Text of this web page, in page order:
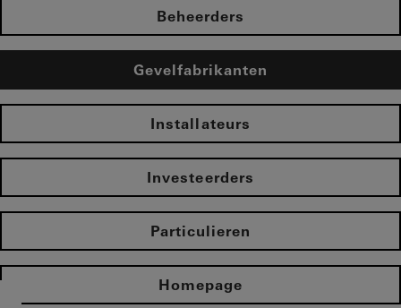
Beheerders
Gevelfabrikanten
Installateurs
Investeerders
Particulieren
Homepage